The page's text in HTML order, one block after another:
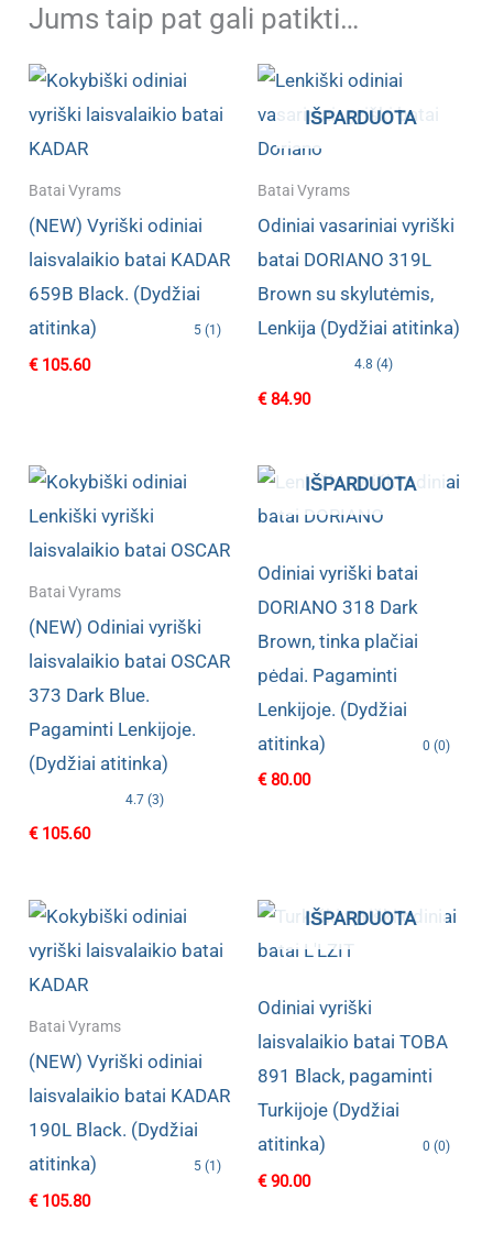
Jums taip pat gali patikti…
Batai Vyrams
(NEW) Vyriški odiniai
laisvalaikio batai KADAR
659B Black. (Dydžiai
atitinka)
5 (1)
€105.60
IŠPARDUOTA
Batai Vyrams
Odiniai vasariniai vyriški
batai DORIANO 319L
Brown su skylutėmis,
Lenkija (Dydžiai atitinka)
4.8 (4)
€84.90
Batai Vyrams
(NEW) Odiniai vyriški
laisvalaikio batai OSCAR
373 Dark Blue.
Pagaminti Lenkijoje.
(Dydžiai atitinka)
4.7 (3)
€105.60
IŠPARDUOTA
Odiniai vyriški batai
DORIANO 318 Dark
Brown, tinka plačiai
pėdai. Pagaminti
Lenkijoje. (Dydžiai
atitinka)
0 (0)
€80.00
Batai Vyrams
(NEW) Vyriški odiniai
laisvalaikio batai KADAR
190L Black. (Dydžiai
atitinka)
5 (1)
€105.80
IŠPARDUOTA
Odiniai vyriški
laisvalaikio batai TOBA
891 Black, pagaminti
Turkijoje (Dydžiai
atitinka)
0 (0)
€90.00